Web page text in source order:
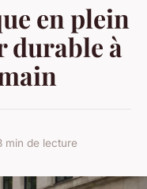
en plein
durable à
min de lecture